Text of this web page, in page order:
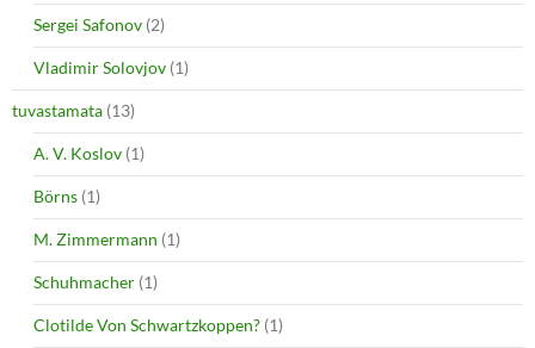
Sergei Safonov (2)
Vladimir Solovjov (1)
tuvastamata (13)
A. V. Koslov (1)
Börns (1)
M. Zimmermann (1)
Schuhmacher (1)
Clotilde Von Schwartzkoppen? (1)